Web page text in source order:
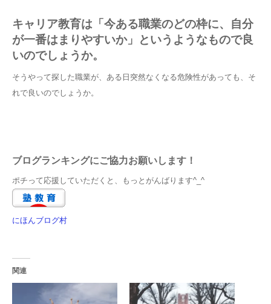
キャリア教育は「今ある職業のどの枠に、自分
が一番はまりやすいか」というようなもので良
いのでしょうか。
そうやって探した職業が、ある日突然なくなる危険性があっても、そ
れで良いのでしょうか。
ブログランキングにご協力お願いします！
ポチって応援していただくと、もっとがんばります^_^
にほんブログ村
関連